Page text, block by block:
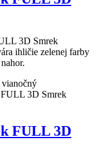
3D Smrek
ihličie zelenej farby
FULL 3D